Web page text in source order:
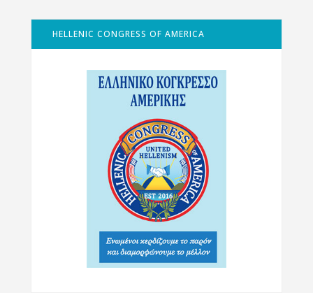
HELLENIC CONGRESS OF AMERICA